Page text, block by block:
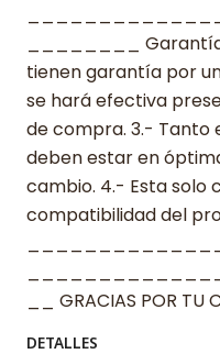
________
tienen garantía por
se hará efectiva
de compra. 3.- Tanto
deben estar en
cambio. 4.- Esta solo
compatibilidad del
__ GRACIAS POR TU
DETALLES